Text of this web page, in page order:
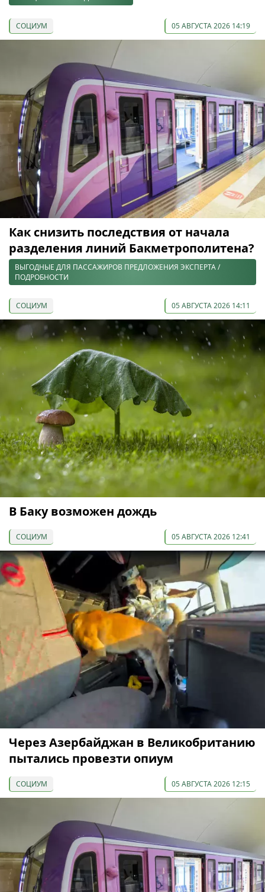
СОЦИУМ 05 АВГУСТА 2026 14:19
Как снизить последствия от начала
разделения линий Бакметрополитена?
ВЫГОДНЫЕ ДЛЯ ПАССАЖИРОВ ПРЕДЛОЖЕНИЯ ЭКСПЕРТА /
ПОДРОБНОСТИ
СОЦИУМ 05 АВГУСТА 2026 14:11
В Баку возможен дождь
СОЦИУМ 05 АВГУСТА 2026 12:41
Через Азербайджан в Великобританию
пытались провезти опиум
СОЦИУМ 05 АВГУСТА 2026 12:15